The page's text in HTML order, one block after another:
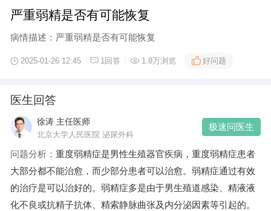
严重弱精是否有可能恢复
病情描述：严重弱精是否有可能恢复
2025-01-26 12:45 1回答 1.8万浏览 好问题
医生回答
徐涛 主任医师
北京大学人民医院 泌尿外科
极速问医生
问题分析： 重度弱精症是男性生殖器官疾病，重度弱精症患者
大部分都不能治愈，而少部分患者可以治愈。弱精症通过有效
的治疗是可以治好的。弱精症多是由于男生殖道感染、精液液
化不良或抗精子抗体、精索静脉曲张及内分泌因素等引起的。